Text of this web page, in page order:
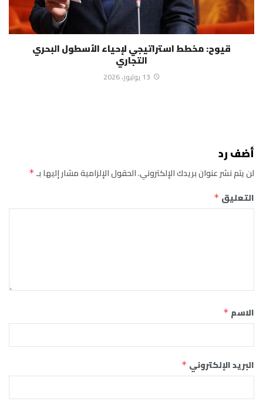
قيوح: مخطط استراتيجي لإحياء الأسطول البحري
التجاري
13 يوليوز، 2026
أضف رد
لن يتم نشر عنوان بريدك الإلكتروني.الحقول الإلزامية مشار إليها بـ*
التعليق *
الاسم *
البريد الإلكتروني *